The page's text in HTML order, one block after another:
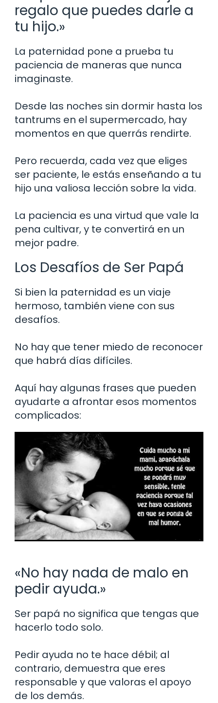
regalo que puedes darle a
tu hijo.»
La paternidad pone a prueba tu
paciencia de maneras que nunca
imaginaste.
Desde las noches sin dormir hasta los
tantrums en el supermercado, hay
momentos en que querrás rendirte.
Pero recuerda, cada vez que eliges
ser paciente, le estás enseñando a tu
hijo una valiosa lección sobre la vida.
La paciencia es una virtud que vale la
pena cultivar, y te convertirá en un
mejor padre.
Los Desafíos de Ser Papá
Si bien la paternidad es un viaje
hermoso, también viene con sus
desafíos.
No hay que tener miedo de reconocer
que habrá días difíciles.
Aquí hay algunas frases que pueden
ayudarte a afrontar esos momentos
complicados:
«No hay nada de malo en
pedir ayuda.»
Ser papá no significa que tengas que
hacerlo todo solo.
Pedir ayuda no te hace débil; al
contrario, demuestra que eres
responsable y que valoras el apoyo
de los demás.